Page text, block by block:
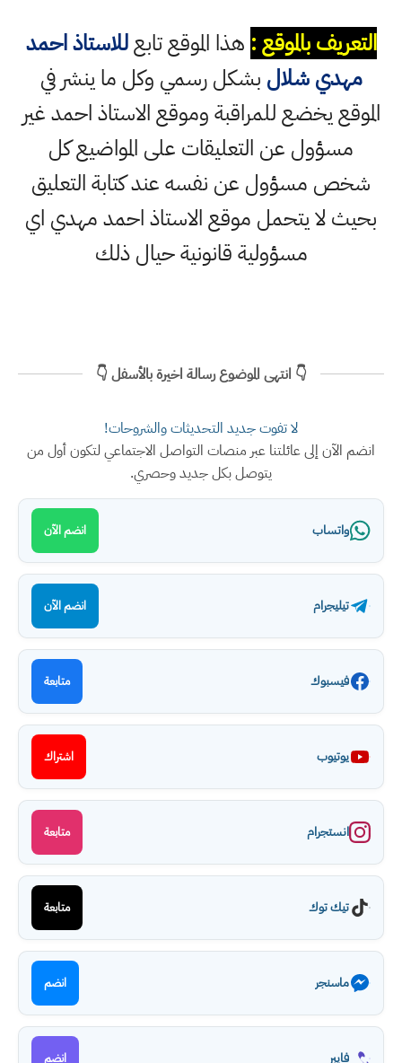
التعريف بالموقع : هذا الموقع تابعللاستاذ احمد
مهدي شلال بشكل رسمي وكل ما ينشر في
الموقع يخضع للمراقبة وموقع الاستاذ احمد غير
مسؤول عن التعليقات على المواضيع كل
شخص مسؤول عن نفسه عند كتابة التعليق
بحيث لا يتحمل موقع الاستاذ احمد مهدي اي
مسؤولية قانونية حيال ذلك
👇 انتهى الموضوع رسالة اخيرة بالأسفل 👇
لا تفوت جديد التحديثات والشروحات!
انضم الآن إلى عائلتنا عبر منصات التواصل الاجتماعي لتكون أول من
يتوصل بكل جديد وحصري.
واتساب انضم الآن
تيليجرام انضم الآن
فيسبوك متابعة
يوتيوب اشتراك
انستجرام متابعة
تيك توك متابعة
ماسنجر انضم
فايبر انضم